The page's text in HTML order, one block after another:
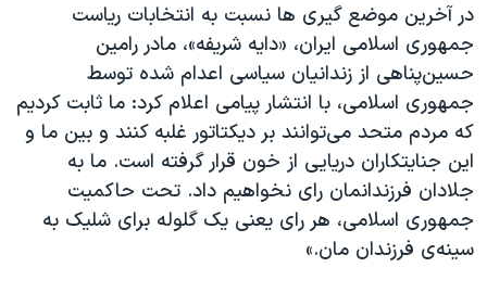
در آخرین موضع گیری ها نسبت به انتخابات ریاست
جمهوری اسلامی ایران، «دايه شریفه»، مادر رامین
حسین‌پناهی از زندانیان سیاسی اعدام شده‌ توسط
جمهوری اسلامی، با انتشار پیامی اعلام کرد: ما ثابت کردیم
کە مردم متحد می‌توانند بر دیکتاتور غلبه کنند و بین ما و
این جنایتکاران دریایی از خون قرار گرفتە است. ما به
جلادان فرزندانمان رای نخواهیم داد. تحت حاکمیت
جمهوری اسلامی، هر رای یعنی یک گلوله برای شلیک به
سینەی فرزندان مان.»